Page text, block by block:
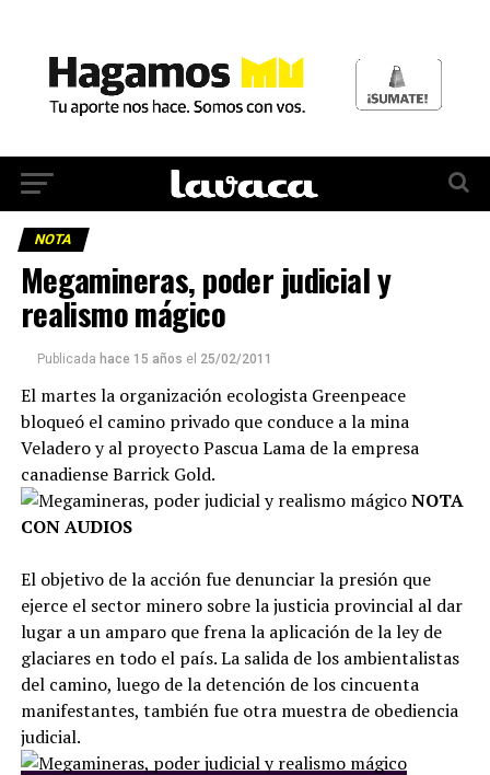
NOTA
Megamineras, poder judicial y
realismo mágico
Publicada hace 15 años el 25/02/2011
El martes la organización ecologista Greenpeace
bloqueó el camino privado que conduce a la mina
Veladero y al proyecto Pascua Lama de la empresa
canadiense Barrick Gold.
NOTA
CON AUDIOS
El objetivo de la acción fue denunciar la presión que
ejerce el sector minero sobre la justicia provincial al dar
lugar a un amparo que frena la aplicación de la ley de
glaciares en todo el país. La salida de los ambientalistas
del camino, luego de la detención de los cincuenta
manifestantes, también fue otra muestra de obediencia
judicial.